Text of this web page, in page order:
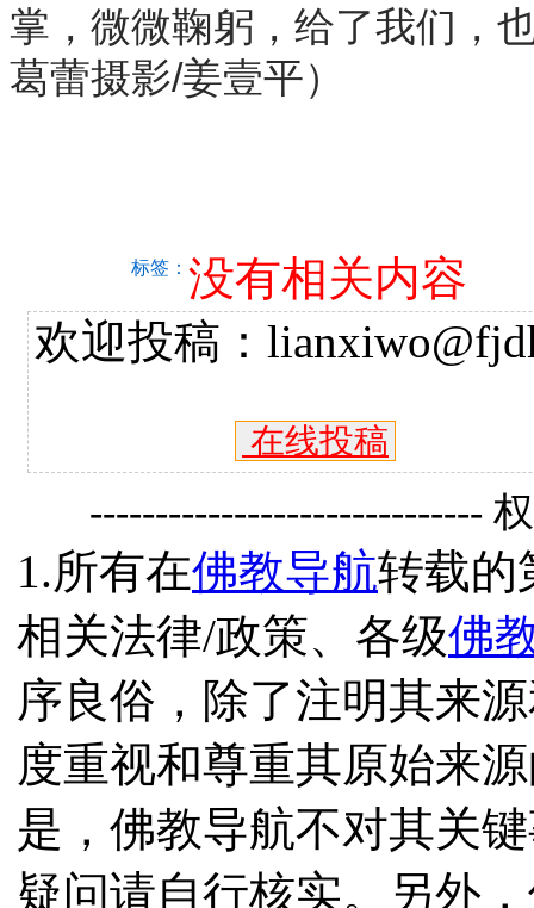
掌，微微鞠躬，给了我们，
葛蕾摄影/姜壹平）
标签： 没有相关内容
欢迎投稿：
在线投稿
------------------------------
1.所有在佛教导航转载的
相关法律/政策、各级佛
序良俗，除了注明其来
度重视和尊重其原始来
是，佛教导航不对其关
疑问请自行核实。另外